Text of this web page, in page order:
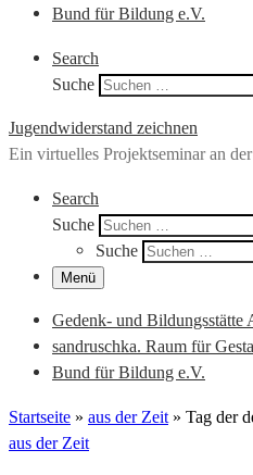
Bund für Bildung e.V.
Search
Suche
Jugendwiderstand zeichnen
Ein virtuelles Projektseminar an
Search
Suche
Suche
Menü
Gedenk- und Bildungsstätte
sandruschka. Raum für
Bund für Bildung e.V.
Startseite » aus der Zeit » Tag der
aus der Zeit